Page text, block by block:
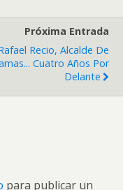
Próxima Entrada
Recio, Alcalde De
Cuatro Años Por
Delante
para publicar un